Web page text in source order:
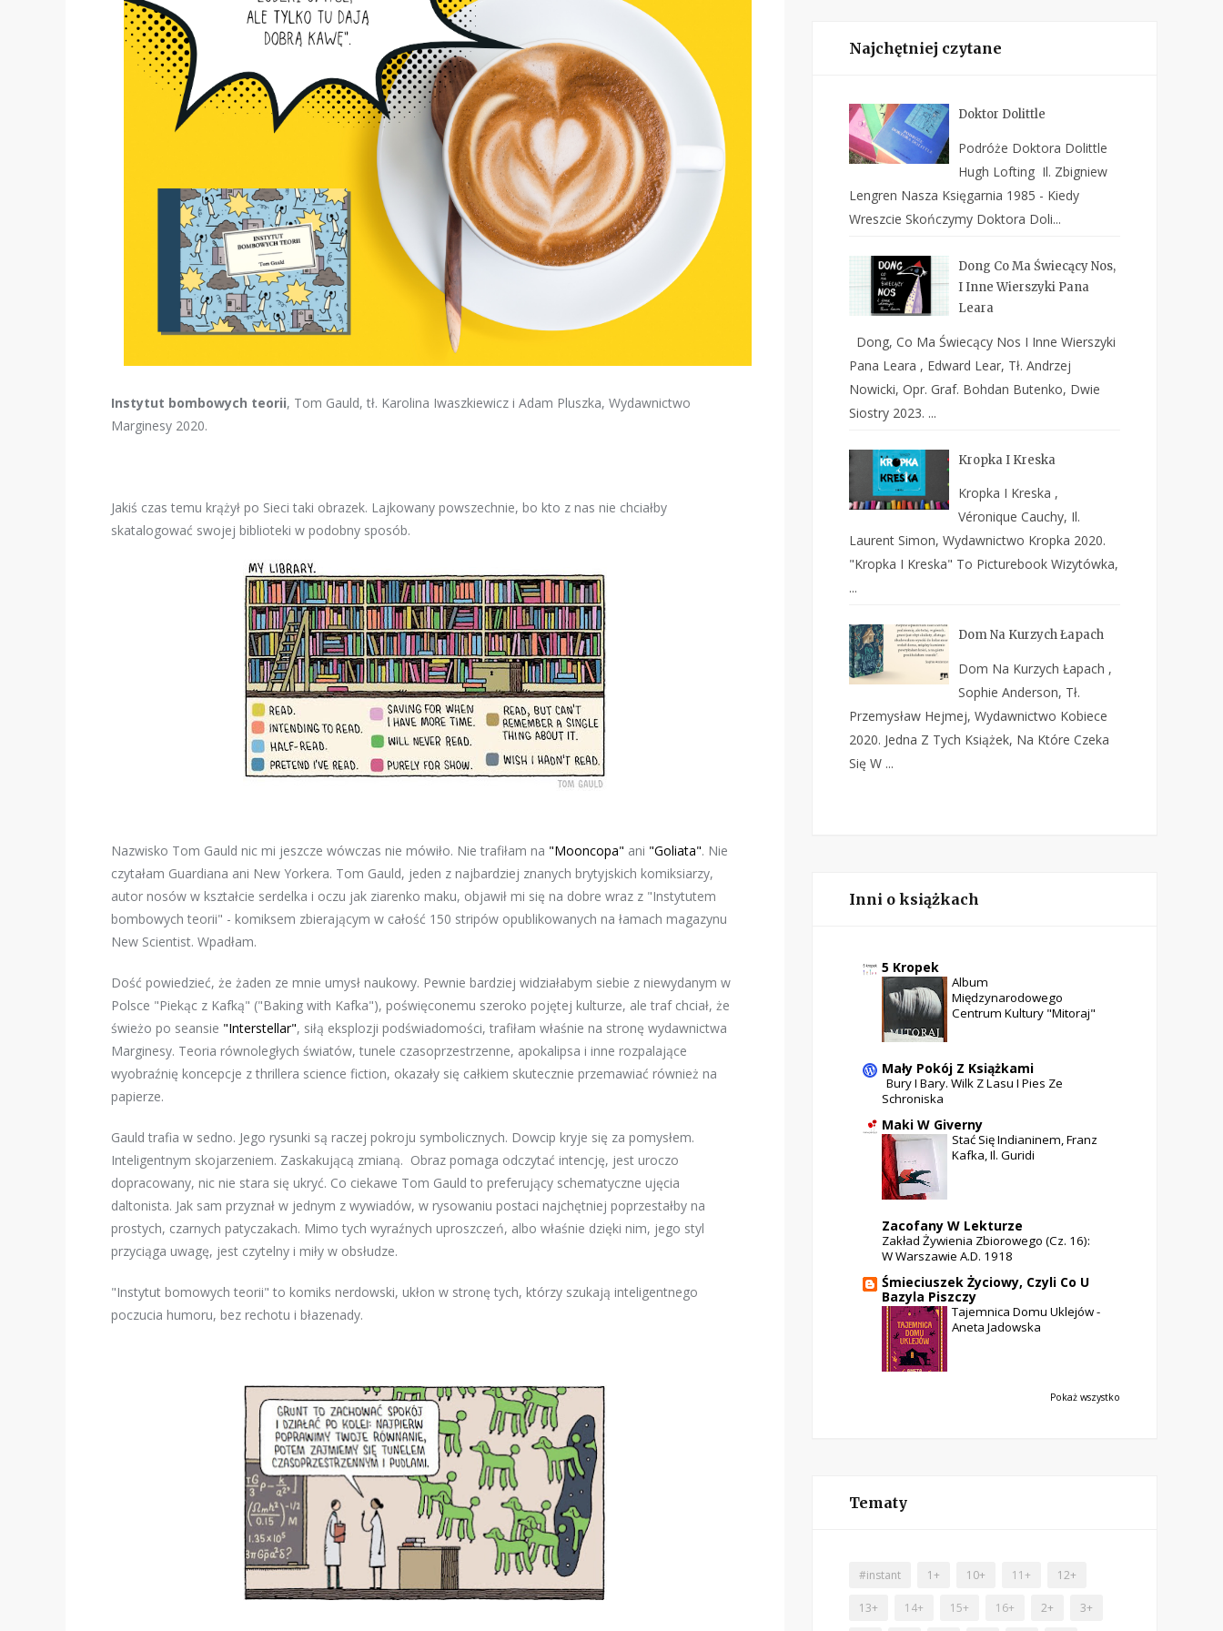
Instytut bombowych teorii, Tom Gauld, tł. Karolina Iwaszkiewicz i Adam Pluszka, Wydawnictwo
Marginesy 2020.
Jakiś czas temu krążył po Sieci taki obrazek. Lajkowany powszechnie, bo kto z nas nie chciałby
skatalogować swojej biblioteki w podobny sposób.
Nazwisko Tom Gauld nic mi jeszcze wówczas nie mówiło. Nie trafiłam na "Mooncopa" ani "Goliata". Nie
czytałam Guardiana ani New Yorkera. Tom Gauld, jeden z najbardziej znanych brytyjskich komiksiarzy,
autor nosów w kształcie serdelka i oczu jak ziarenko maku, objawił mi się na dobre wraz z "Instytutem
bombowych teorii" - komiksem zbierającym w całość 150 stripów opublikowanych na łamach magazynu
New Scientist. Wpadłam.
Dość powiedzieć, że żaden ze mnie umysł naukowy. Pewnie bardziej widziałabym siebie z niewydanym w
Polsce "Piekąc z Kafką" ("Baking with Kafka"), poświęconemu szeroko pojętej kulturze, ale traf chciał, że
świeżo po seansie "Interstellar", siłą eksplozji podświadomości, trafiłam właśnie na stronę wydawnictwa
Marginesy. Teoria równoległych światów, tunele czasoprzestrzenne, apokalipsa i inne rozpalające
wyobraźnię koncepcje z thrillera science fiction, okazały się całkiem skutecznie przemawiać również na
papierze.
Gauld trafia w sedno. Jego rysunki są raczej pokroju symbolicznych. Dowcip kryje się za pomysłem.
Inteligentnym skojarzeniem. Zaskakującą zmianą. Obraz pomaga odczytać intencję, jest uroczo
dopracowany, nic nie stara się ukryć. Co ciekawe Tom Gauld to preferujący schematyczne ujęcia
daltonista. Jak sam przyznał w jednym z wywiadów, w rysowaniu postaci najchętniej poprzestałby na
prostych, czarnych patyczakach. Mimo tych wyraźnych uproszczeń, albo właśnie dzięki nim, jego styl
przyciąga uwagę, jest czytelny i miły w obsłudze.
"Instytut bomowych teorii" to komiks nerdowski, ukłon w stronę tych, którzy szukają inteligentnego
poczucia humoru, bez rechotu i błazenady.
Najchętniej czytane
Doktor Dolittle
Podróże Doktora Dolittle
Hugh Lofting Il. Zbigniew
Lengren Nasza Księgarnia 1985 - Kiedy
Wreszcie Skończymy Doktora Doli...
Dong Co Ma Świecący Nos,
I Inne Wierszyki Pana
Leara
Dong, Co Ma Świecący Nos I Inne Wierszyki
Pana Leara , Edward Lear, Tł. Andrzej
Nowicki, Opr. Graf. Bohdan Butenko, Dwie
Siostry 2023. ...
Kropka I Kreska
Kropka I Kreska ,
Véronique Cauchy, Il.
Laurent Simon, Wydawnictwo Kropka 2020.
"Kropka I Kreska" To Picturebook Wizytówka,
...
Dom Na Kurzych Łapach
Dom Na Kurzych Łapach ,
Sophie Anderson, Tł.
Przemysław Hejmej, Wydawnictwo Kobiece
2020. Jedna Z Tych Książek, Na Które Czeka
Się W ...
Inni o książkach
5 Kropek
Album
Międzynarodowego
Centrum Kultury "Mitoraj"
Mały Pokój Z Książkami
Bury I Bary. Wilk Z Lasu I Pies Ze
Schroniska
Maki W Giverny
Stać Się Indianinem, Franz
Kafka, Il. Guridi
Zacofany W Lekturze
Zakład Żywienia Zbiorowego (cz. 16):
W Warszawie A.D. 1918
Śmieciuszek Życiowy, Czyli Co U
Bazyla Piszczy
Tajemnica Domu Uklejów -
Aneta Jadowska
Pokaż wszystko
Tematy
#instant 1+ 10+ 11+ 12+
13+ 14+ 15+ 16+ 2+ 3+